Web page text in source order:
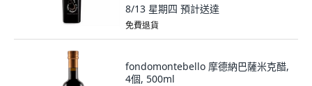
8/13 星期四 預計送達
免費退貨
fondomontebello 摩德納巴薩米克醋,
4個, 500ml